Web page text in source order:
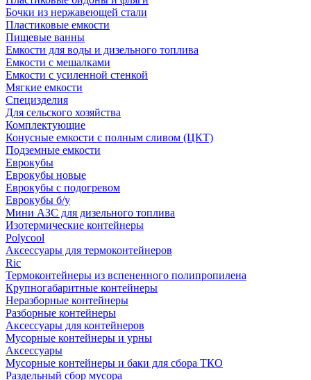
Бочки из нержавеющей стали
Пластиковые емкости
Пищевые ванны
Емкости для воды и дизельного топлива
Емкости с мешалками
Емкости с усиленной стенкой
Мягкие емкости
Специзделия
Для сельского хозяйства
Комплектующие
Конусные емкости с полным сливом (ЦКТ)
Подземные емкости
Еврокубы
Еврокубы новые
Еврокубы с подогревом
Еврокубы б/у
Мини АЗС для дизельного топлива
Изотермические контейнеры
Polycool
Аксессуары для термоконтейнеров
Ric
Термоконтейнеры из вспененного полипропилена
Крупногабаритные контейнеры
Неразборные контейнеры
Разборные контейнеры
Аксессуары для контейнеров
Мусорные контейнеры и урны
Аксессуары
Мусорные контейнеры и баки для сбора ТКО
Раздельный сбор мусора